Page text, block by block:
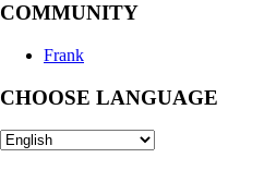
COMMUNITY
Frank
CHOOSE LANGUAGE